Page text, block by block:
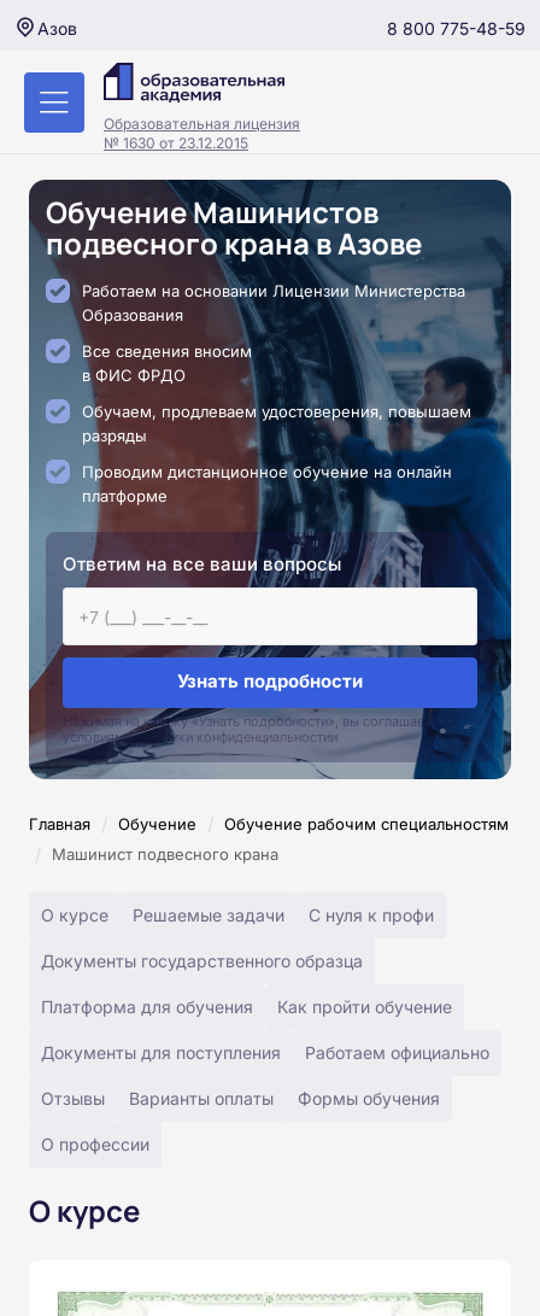
Азов 8 800 775-48-59
Образовательная лицензия
№ 1630 от 23.12.2015
Обучение Машинистов
подвесного крана в Азове
Работаем на основании Лицензии Министерства
Образования
Все сведения вносим
в ФИС ФРДО
Обучаем, продлеваем удостоверения, повышаем
разряды
Проводим дистанционное обучение на онлайн
платформе
Ответим на все ваши вопросы
Узнать подробности
Нажимая на кнопку «Узнать подробности», вы соглашаетесь с
условиями политики конфиденциальностии
Главная / Обучение / Обучение рабочим специальностям
/ Машинист подвесного крана
О курсе Решаемые задачи С нуля к профи
Документы государственного образца
Платформа для обучения Как пройти обучение
Документы для поступления Работаем официально
Отзывы Варианты оплаты Формы обучения
О профессии
О курсе